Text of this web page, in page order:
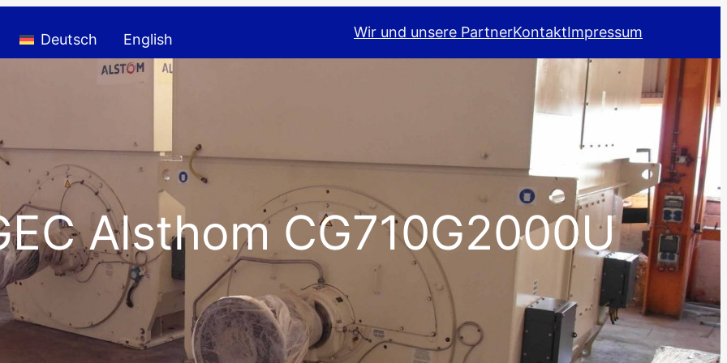
Deutsch English Wir und unsere PartnerKontaktImpressum
Alsthom CG710G2000U